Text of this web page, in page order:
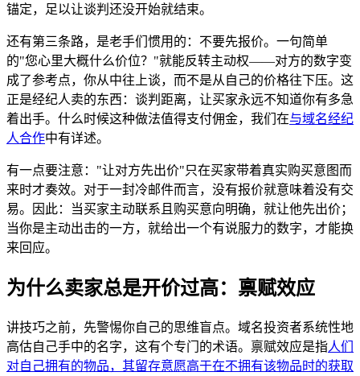
锚定，足以让谈判还没开始就结束。
还有第三条路，是老手们惯用的：不要先报价。一句简单
的"您心里大概什么价位？"就能反转主动权——对方的数字变
成了参考点，你从中往上谈，而不是从自己的价格往下压。这
正是经纪人卖的东西：谈判距离，让买家永远不知道你有多急
着出手。什么时候这种做法值得支付佣金，我们在与域名经纪
人合作中有详述。
有一点要注意："让对方先出价"只在买家带着真实购买意图而
来时才奏效。对于一封冷邮件而言，没有报价就意味着没有交
易。因此：当买家主动联系且购买意向明确，就让他先出价；
当你是主动出击的一方，就给出一个有说服力的数字，才能换
来回应。
为什么卖家总是开价过高：禀赋效应
讲技巧之前，先警惕你自己的思维盲点。域名投资者系统性地
高估自己手中的名字，这有个专门的术语。禀赋效应是指人们
对自己拥有的物品，其留存意愿高于在不拥有该物品时的获取